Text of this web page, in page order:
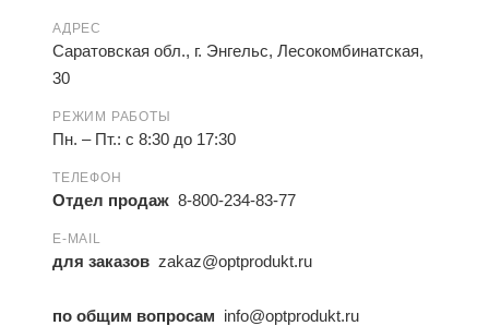
АДРЕС
Саратовская обл., г. Энгельс, Лесокомбинатская,
30
РЕЖИМ РАБОТЫ
Пн. – Пт.: с 8:30 до 17:30
ТЕЛЕФОН
Отдел продаж 8-800-234-83-77
E-MAIL
для заказов zakaz@optprodukt.ru
по общим вопросам info@optprodukt.ru